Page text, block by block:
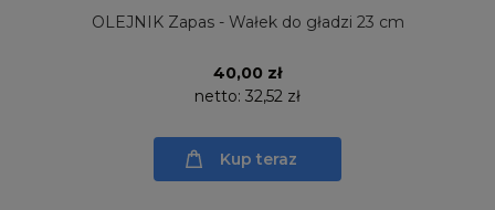
OLEJNIK Zapas - Wałek do gładzi 23 cm
40,00 zł
netto: 32,52 zł
Kup teraz